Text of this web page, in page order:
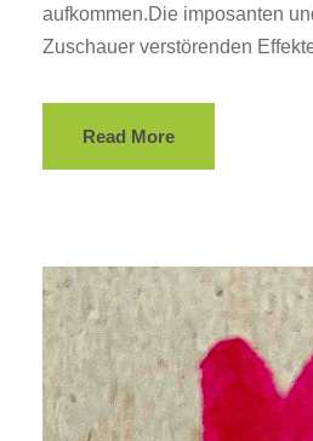
aufkommen.Die imposanten
Zuschauer verstörenden
Read More